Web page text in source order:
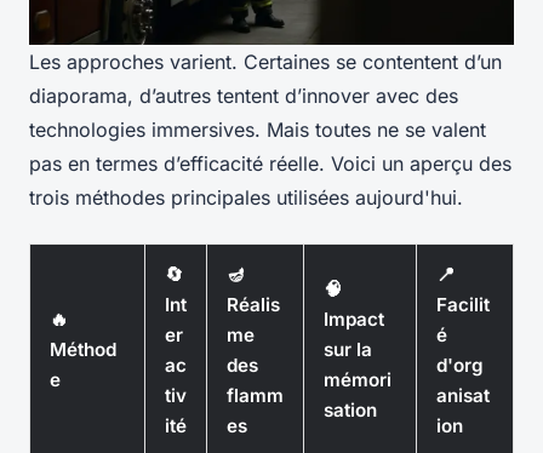
Les approches varient. Certaines se contentent d’un
diaporama, d’autres tentent d’innover avec des
technologies immersives. Mais toutes ne se valent
pas en termes d’efficacité réelle. Voici un aperçu des
trois méthodes principales utilisées aujourd'hui.
🔥
Méthod
e
🔄
Int
er
ac
tiv
ité
🪔
Réalis
me
des
flamm
es
🧠
Impact
sur la
mémori
sation
📍
Facilit
é
d'org
anisat
ion